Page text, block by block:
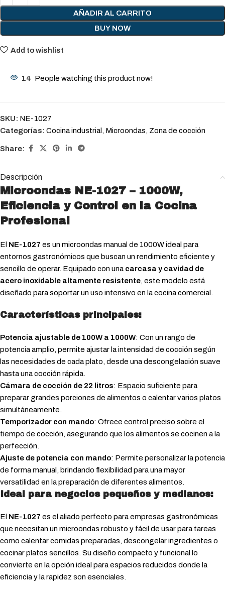
AÑADIR AL CARRITO
BUY NOW
Add to wishlist
14 People watching this product now!
SKU: NE-1027
Categorías: Cocina industrial , Microondas, Zona de cocción
Share:
Descripción
Microondas NE-1027 – 1000W,
Eficiencia y Control en la Cocina
Profesional
El NE-1027 es un microondas manual de 1000W ideal para
entornos gastronómicos que buscan un rendimiento eficiente y
sencillo de operar. Equipado con una carcasa y cavidad de
acero inoxidable altamente resistente, este modelo está
diseñado para soportar un uso intensivo en la cocina comercial.
Características principales:
Potencia ajustable de 100W a 1000W: Con un rango de
potencia amplio, permite ajustar la intensidad de cocción según
las necesidades de cada plato, desde una descongelación suave
hasta una cocción rápida.
Cámara de cocción de 22 litros: Espacio suficiente para
preparar grandes porciones de alimentos o calentar varios platos
simultáneamente.
Temporizador con mando: Ofrece control preciso sobre el
tiempo de cocción, asegurando que los alimentos se cocinen a la
perfección.
Ajuste de potencia con mando: Permite personalizar la potencia
de forma manual, brindando flexibilidad para una mayor
versatilidad en la preparación de diferentes alimentos.
Ideal para negocios pequeños y medianos:
El NE-1027 es el aliado perfecto para empresas gastronómicas
que necesitan un microondas robusto y fácil de usar para tareas
como calentar comidas preparadas, descongelar ingredientes o
cocinar platos sencillos. Su diseño compacto y funcional lo
convierte en la opción ideal para espacios reducidos donde la
eficiencia y la rapidez son esenciales.